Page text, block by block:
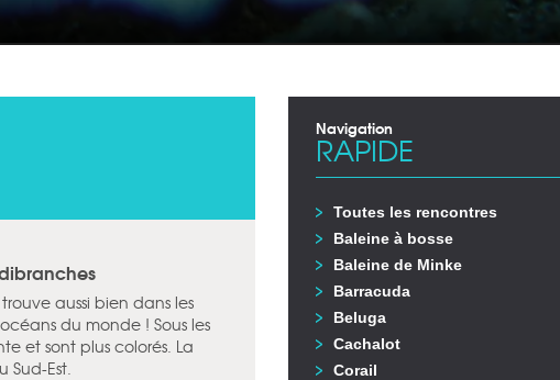
aussi bien dans les
du monde ! Sous les
et sont plus colorés. La
Sud-Est.
Navigation
RAPIDE
Toutes les rencontres
Baleine à bosse
Baleine de Minke
Barracuda
Beluga
Cachalot
Corail